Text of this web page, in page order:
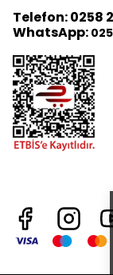
Telefon: 0258
WhatsApp: